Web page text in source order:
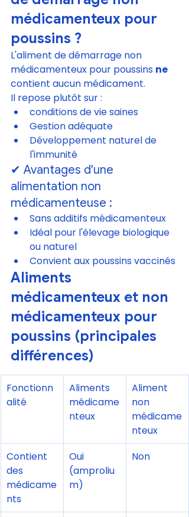
médicamenteux pour
poussins ?
L'aliment de démarrage non
médicamenteux pour poussins ne
contient aucun médicament.
Il repose plutôt sur :
conditions de vie saines
Gestion adéquate
Développement naturel de
l'immunité
✔ Avantages d'une
alimentation non
médicamenteuse :
Sans additifs médicamenteux
Idéal pour l'élevage biologique
ou naturel
Convient aux poussins vaccinés
Aliments
médicamenteux et non
médicamenteux pour
poussins (principales
différences)
Fonctionn
alité
Aliments
médicame
nteux
Aliment
non
médicame
nteux
Contient
des
médicame
nts
Oui
(amproliu
m)
Non